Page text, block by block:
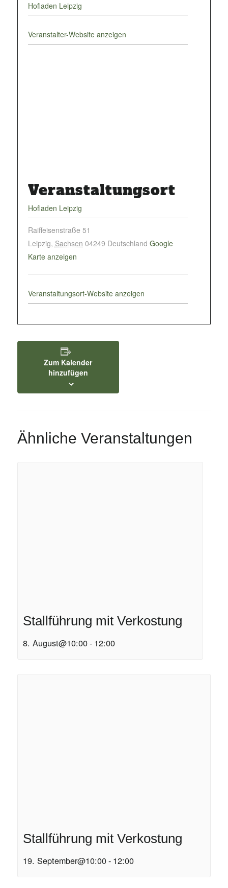
Hofladen Leipzig
Veranstalter-Website anzeigen
Veranstaltungsort
Hofladen Leipzig
Raiffeisenstraße 51
Leipzig, Sachsen 04249 Deutschland Google
Karte anzeigen
Veranstaltungsort-Website anzeigen
Zum Kalender
hinzufügen
Ähnliche Veranstaltungen
Stallführung mit Verkostung
8. August@10:00- 12:00
Stallführung mit Verkostung
19. September@10:00- 12:00